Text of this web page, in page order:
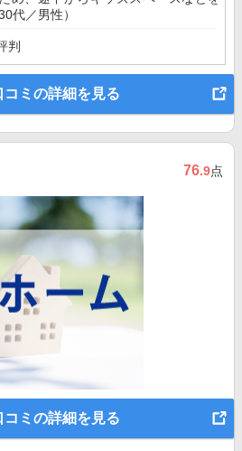
代／男性）
判
コミの詳細を見る
76.9点
コミの詳細を見る